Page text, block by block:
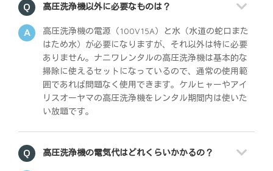
高圧洗浄機以外に必要なものは？
高圧洗浄機の電源（100V15A）と水（水道の蛇口また
はため水）が必要になりますが、それ以外は特に必要
ありません。ナニワレンタルの高圧洗浄機は基本的な
掃除に使えるセットになっているので、通常の使用範
囲であれば問題なく使用できます。ケルヒャーやアイ
リスオーヤマの高圧洗浄機をレンタル期間内は使いた
い放題です。
高圧洗浄機の電気代はどれくらいかかるの？